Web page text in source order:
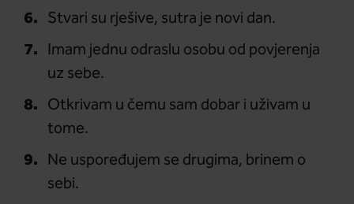
Stvari su rješive, sutra je novi dan.
Imam jednu odraslu osobu od povjerenja
uz sebe.
Otkrivam u čemu sam dobar i uživam u
tome.
Ne uspoređujem se drugima, brinem o
sebi.